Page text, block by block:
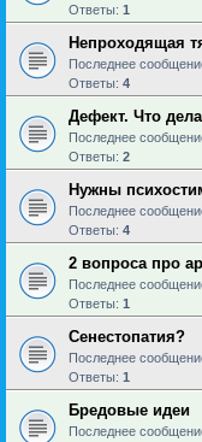
Ответы: 1
Непроходящая
Последнее
Ответы: 4
Дефект. Что
Последнее
Ответы: 2
Нужны
Последнее
Ответы: 4
2 вопроса про
Последнее
Ответы: 1
Сенестопатия?
Последнее
Ответы: 1
Бредовые идеи
Последнее